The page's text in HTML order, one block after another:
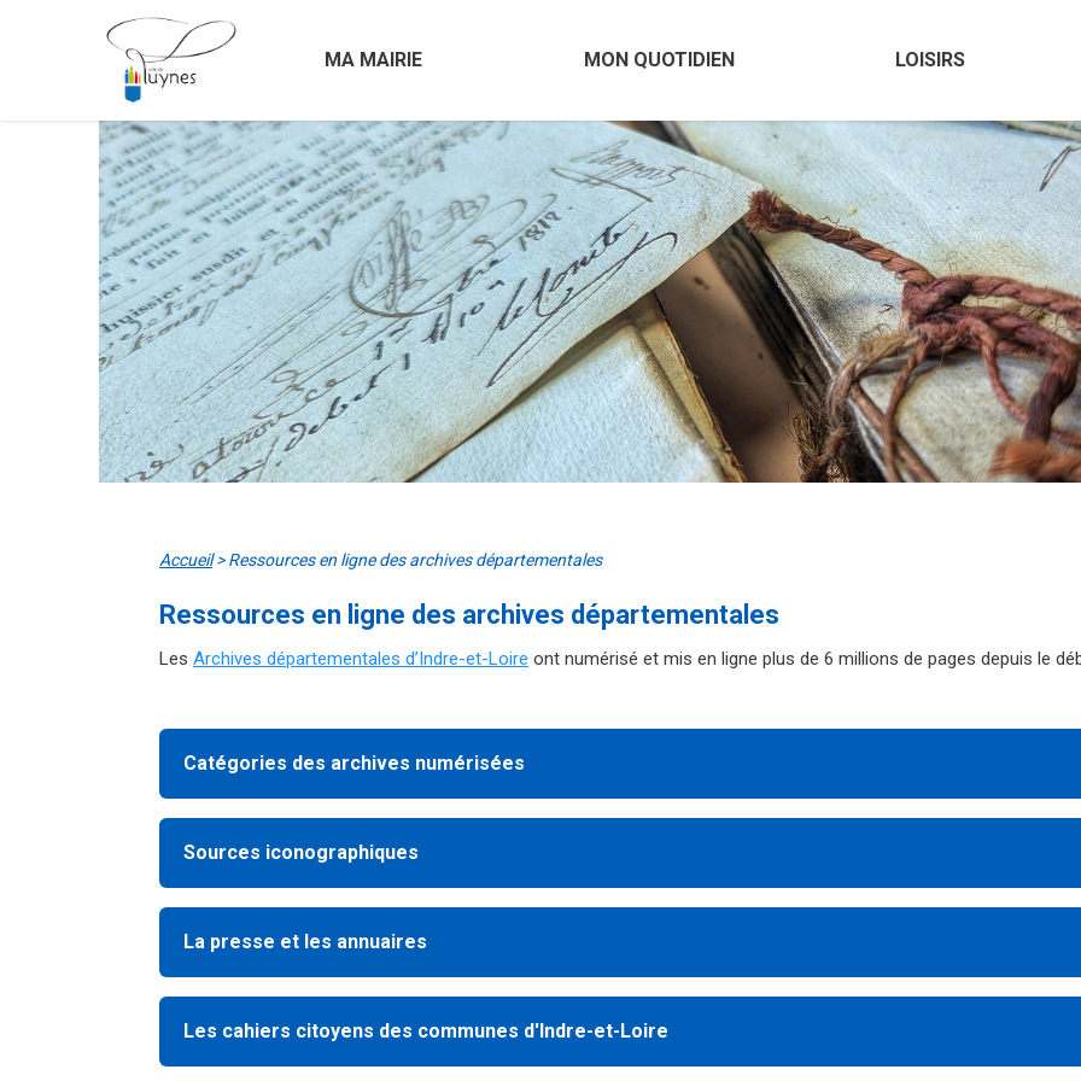
MA MAIRIE MON QUOTIDIEN LOISIRS
Accueil>Ressources en ligne des archives départementales
Ressources en ligne des archives départementales
Les Archives départementales d’Indre-et-Loire ont numérisé et mis en ligne plus de 6 millions de pages depuis le
Catégories des archives numérisées
Sources iconographiques
La presse et les annuaires
Les cahiers citoyens des communes d'Indre-et-Loire